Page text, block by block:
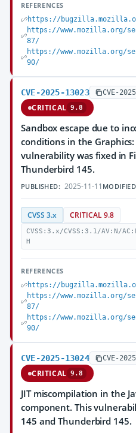
REFERENCES
https://
https://www.mozilla.org/
87/
https://www.mozilla.org/
90/
CVE-2025-13023 CVE-
CRITICAL 9.8
Sandbox escape due to
conditions in the
vulnerability was fixed in
Thunderbird 145.
PUBLISHED: 2025-11-11
CVSS 3.x CRITICAL 9.8
CVSS:3.x/CVSS:3.1/AV:N/
H
REFERENCES
https://
https://www.mozilla.org/
87/
https://www.mozilla.org/
90/
CVE-2025-13024 CVE-
CRITICAL 9.8
JIT miscompilation in the
component. This
145 and Thunderbird 145.